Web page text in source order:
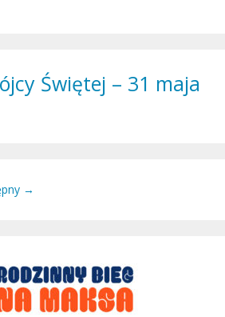
Świętej – 31 maja
→